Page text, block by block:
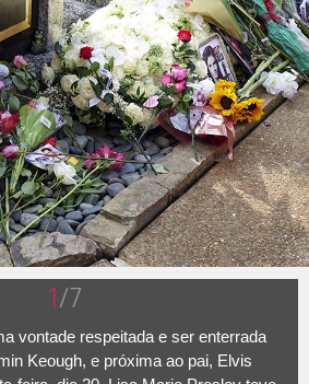
1/7
vontade respeitada e ser enterrada
Keough, e próxima ao pai, Elvis